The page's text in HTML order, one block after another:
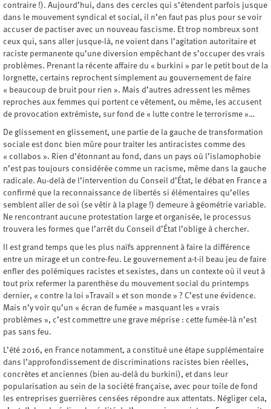
contraire !). Aujourd’hui, dans des cercles qui s’étendent parfois jusque
dans le mouvement syndical et social, il n’en faut pas plus pour se voir
accuser de pactiser avec un nouveau fascisme. Et trop nombreux sont
ceux qui, sans aller jusque-là, ne voient dans l’agitation autoritaire et
raciste permanente qu’une diversion empêchant de s’occuper des vrais
problèmes. Prenant la récente affaire du « burkini » par le petit bout de la
lorgnette, certains reprochent simplement au gouvernement de faire
« beaucoup de bruit pour rien ». Mais d’autres adressent les mêmes
reproches aux femmes qui portent ce vêtement, ou même, les accusent
de provocation extrémiste, sur fond de « lutte contre le terrorisme »…
De glissement en glissement, une partie de la gauche de transformation
sociale est donc bien mûre pour traiter les antiracistes comme des
« collabos ». Rien d’étonnant au fond, dans un pays où l’islamophobie
n’est pas toujours considérée comme un racisme, même dans la gauche
radicale. Au-delà de l’intervention du Conseil d’État, le débat en France a
confirmé que la reconnaissance de libertés si élémentaires qu’elles
semblent aller de soi (se vêtir à la plage !) demeure à géométrie variable.
Ne rencontrant aucune protestation large et organisée, le processus
trouvera les formes que l’arrêt du Conseil d’État l’oblige à chercher.
Il est grand temps que les plus naïfs apprennent à faire la différence
entre un mirage et un contre-feu. Le gouvernement a-t-il beau jeu de faire
enfler des polémiques racistes et sexistes, dans un contexte où il veut à
tout prix refermer la parenthèse du mouvement social du printemps
dernier, « contre la loi »Travail » et son monde » ? C’est une évidence.
Mais n’y voir qu’un « écran de fumée » masquant les « vrais
problèmes », c’est commettre une grave méprise : cette fumée-là n’est
pas sans feu.
L’été 2016, en France notamment, a constitué une étape supplémentaire
dans l’approfondissement de discriminations racistes bien réelles,
concrètes et anciennes (bien au-delà du burkini), et dans leur
popularisation au sein de la société française, avec pour toile de fond
les entreprises guerrières censées répondre aux attentats. Négliger cela,